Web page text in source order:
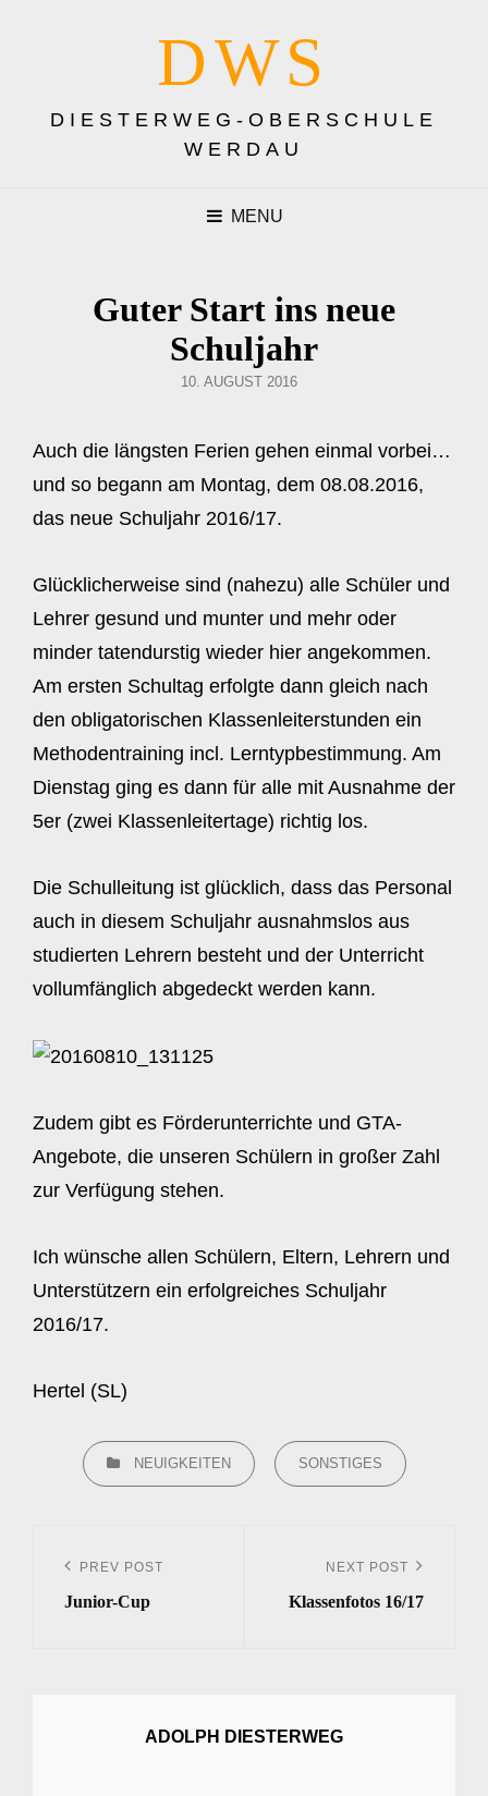
DWS
DIESTERWEG-OBERSCHULE
WERDAU
MENU
Guter Start ins neue
Schuljahr
POSTED
10. AUGUST 2016
Auch die längsten Ferien gehen einmal vorbei…
und so begann am Montag, dem 08.08.2016,
das neue Schuljahr 2016/17.
Glücklicherweise sind (nahezu) alle Schüler und
Lehrer gesund und munter und mehr oder
minder tatendurstig wieder hier angekommen.
Am ersten Schultag erfolgte dann gleich nach
den obligatorischen Klassenleiterstunden ein
Methodentraining incl. Lerntypbestimmung. Am
Dienstag ging es dann für alle mit Ausnahme der
5er (zwei Klassenleitertage) richtig los.
Die Schulleitung ist glücklich, dass das Personal
auch in diesem Schuljahr ausnahmslos aus
studierten Lehrern besteht und der Unterricht
vollumfänglich abgedeckt werden kann.
Zudem gibt es Förderunterrichte und GTA-
Angebote, die unseren Schülern in großer Zahl
zur Verfügung stehen.
Ich wünsche allen Schülern, Eltern, Lehrern und
Unterstützern ein erfolgreiches Schuljahr
2016/17.
Hertel (SL)
CATEGORIES
NEUIGKEITEN SONSTIGES
Navigation
Previous
Post
PREV POST
Junior-Cup
Post
NEXT POST
Klassenfotos 16/17
ADOLPH DIESTERWEG